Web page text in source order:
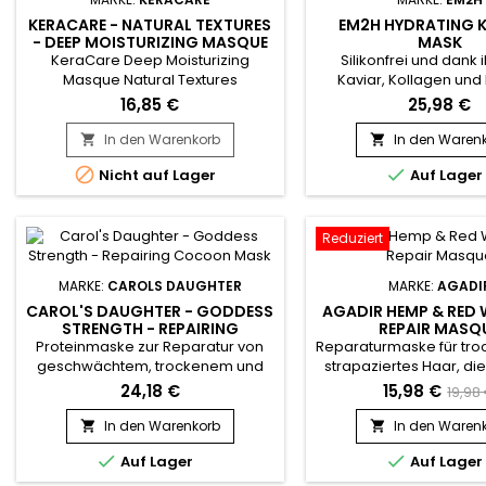
KERACARE - NATURAL TEXTURES
- DEEP MOISTURIZING MASQUE
KeraCare Deep Moisturizing
Masque Natural Textures
Revitalisiert und spendet
trockenem Haar
Feuchtigkeit.&nbsp; Reich an
Pflegestoffen zur
Wiederherstellung der Elastizität
und zur Vorbeugung von
weich und enthält Amla- und
Shikakai-Pflanzenstoffe für mehr
Hitze und Stylinggeräten.
16,85 €
 In den Warenkorb
 Nicht auf Lager
EM2H HYDRATING
MASK
Silikonfrei und dank
Kaviar, Kollagen
Extrakten
spendet die
Maske Em2h
tiefenwirksam
verleiht ihm
Behandlung mit
Kaviar, Kollagen und
nährt...
25,98 €
 In den
 Auf Lager
MARKE: CAROLS DAUGHTER
CAROL'S DAUGHTER - GODDESS
STRENGTH - REPAIRING
COCOON MASK
Proteinmaske zur Reparatur von
geschwächtem, trockenem und
sprödem Haar.&nbsp; Diese mit
Rizinusöl, Ingwerextrakt und
Weizenprotein formulierte Maske
stärkt den Haarschaft, nährt und
revitalisiert trockenes und
24,18 €
 In den Warenkorb
 Auf Lager
Reduziert
MARKE:
AGADIR HEMP & RED
REPAIR
Reparaturmaske für
strapaziertes Haar,
stärkt und tief
ihrer pflanzlichen
die Agadir Hemp & Red
Repair Mask dabei,
entwirren, zu glätten
15,98 €
 In den
 Auf Lager